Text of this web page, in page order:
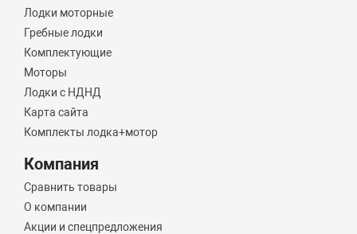
Лодки моторные
Гребные лодки
Комплектующие
Моторы
Лодки с НДНД
Карта сайта
Комплекты лодка+мотор
Компания
Сравнить товары
О компании
Акции и спецпредложения